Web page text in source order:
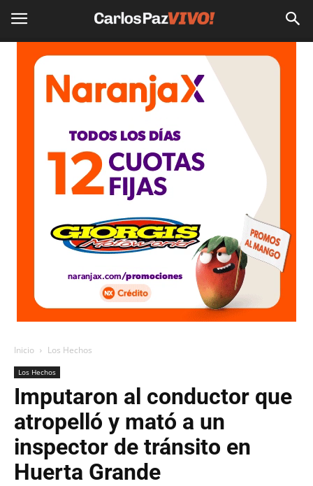
Inicio Los Hechos
Los Hechos
Imputaron al conductor que
atropelló y mató a un
inspector de tránsito en
Huerta Grande